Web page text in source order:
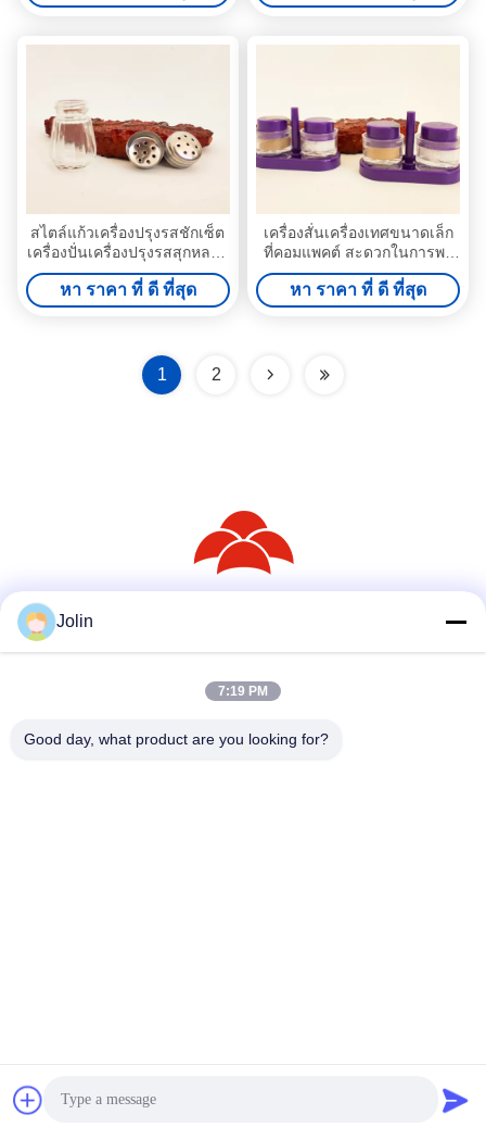
สไตล์แก้วเครื่องปรุงรสชักเซ็ต
เครื่องปั่นเครื่องปรุงรสสุกหลาย
ประการ สําหรับครัว
หา ราคา ที่ ดี ที่สุด
เครื่องสั่นเครื่องเทศขนาดเล็ก
ที่คอมแพคต์ สะดวกในการพก
พาสะดวกสําหรับเครื่องปรุง
ครัว
หา ราคา ที่ ดี ที่สุด
1 2
2025 KAIRUN CO.,LIMITED สิทธิทั้งหมดถูกเก็บไว้
Jolin
7:19 PM
Good day, what product are you looking for?